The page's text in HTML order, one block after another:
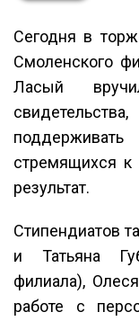
Сегодня в
Смоленского
Ласый
стремящихся к
результат.
Стипендиатов
и Татьяна
филиала),
работе с